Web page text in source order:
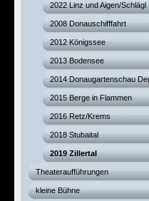
2022 Linz und Aigen/Schlägl
2008 Donauschifffahrt
2012 Königssee
2013 Bodensee
2014 Donaugartenschau
2015 Berge in Flammen
2016 Retz/Krems
2018 Stubaital
2019 Zillertal
Theateraufführungen
kleine Bühne